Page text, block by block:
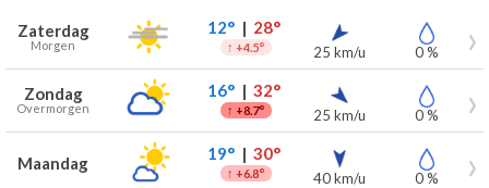
Weersverwachting voor Vremde voor de komende 7 dagen
Dag Weer Temperaturen Wind Neerslag
Zaterdag
Morgen
12°| 28°
↑ +4.5° 25 km/u 0 %
Zondag
Overmorgen
16°| 32°
↑ +8.7° 25 km/u 0 %
Maandag 19°| 30°
↑ +6.8° 40 km/u 0 %